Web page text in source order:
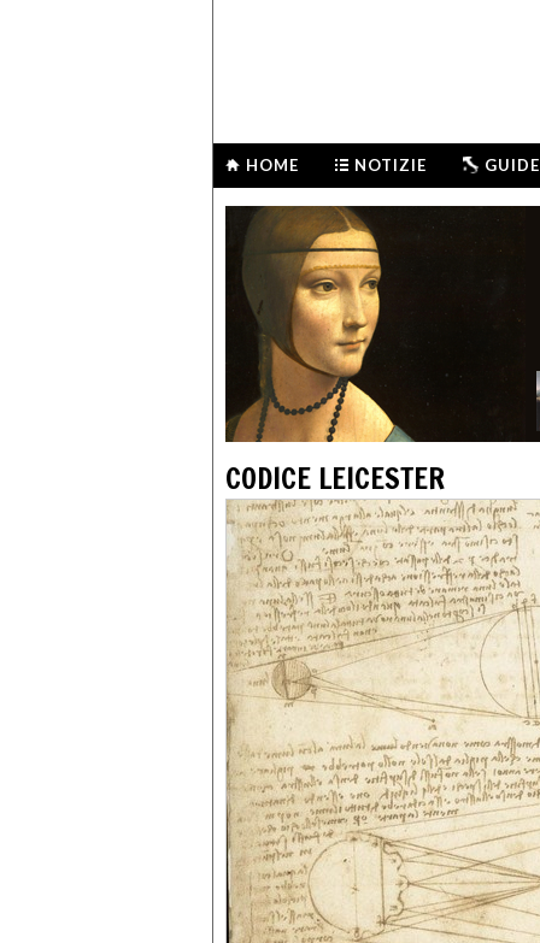
HOME NOTIZIE GUIDE
CODICE LEICESTER